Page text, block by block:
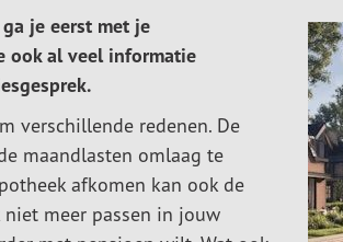
je eerst met je
ook al veel informatie
verschillende redenen. De
maandlasten omlaag te
afkomen kan ook de
meer passen in jouw